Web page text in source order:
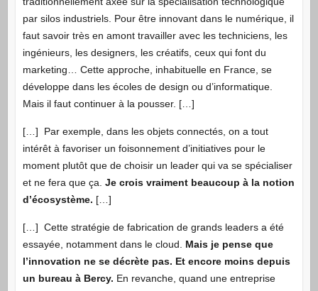
par silos industriels. Pour être innovant dans le numérique, il
faut savoir très en amont travailler avec les techniciens, les
ingénieurs, les designers, les créatifs, ceux qui font du
marketing… Cette approche, inhabituelle en France, se
développe dans les écoles de design ou d’informatique.
Mais il faut continuer à la pousser. […]
[…] Par exemple, dans les objets connectés, on a tout
intérêt à favoriser un foisonnement d’initiatives pour le
moment plutôt que de choisir un leader qui va se spécialiser
et ne fera que ça. Je crois vraiment beaucoup à la notion
d’écosystème. […]
[…] Cette stratégie de fabrication de grands leaders a été
essayée, notamment dans le cloud. Mais je pense que
l’innovation ne se décrète pas. Et encore moins depuis
un bureau à Bercy. En revanche, quand une entreprise